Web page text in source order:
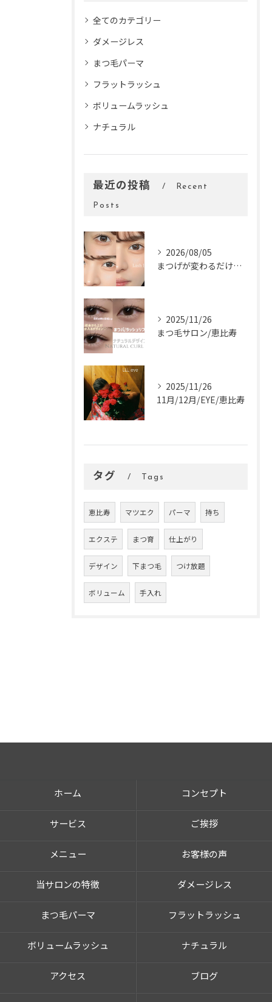
全てのカテゴリー
ダメージレス
まつ毛パーマ
フラットラッシュ
ボリュームラッシュ
ナチュラル
最近の投稿 Recent
Posts
2026/08/05
まつげが変わるだけで、顔の印象はぐっと変わります。
2025/11/26
まつ毛サロン/恵比寿
2025/11/26
11月/12月/EYE/恵比寿
タグ Tags
恵比寿 マツエク パーマ 持ち
エクステ まつ育 仕上がり
デザイン 下まつ毛 つけ放題
ボリューム 手入れ
ホーム コンセプト
サービス ご挨拶
メニュー お客様の声
当サロンの特徴 ダメージレス
まつ毛パーマ フラットラッシュ
ボリュームラッシュ ナチュラル
アクセス ブログ